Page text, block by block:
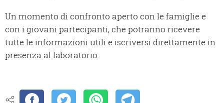
Un momento di confronto aperto con le famiglie e
con i giovani partecipanti, che potranno ricevere
tutte le informazioni utili e iscriversi direttamente in
presenza al laboratorio.